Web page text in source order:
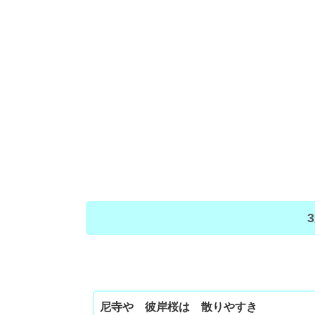
尼寺や 彼岸桜は 散りやすき